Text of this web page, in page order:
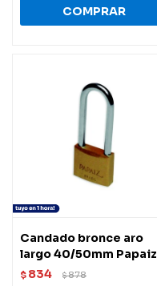
Candado bronce aro
largo 40/50mm Papaiz
$ 834 $878